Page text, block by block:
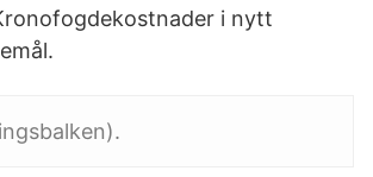
i nytt